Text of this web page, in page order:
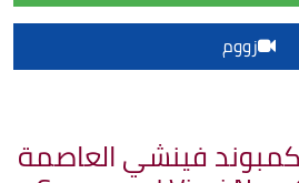
زووم
فينشي العاصمة